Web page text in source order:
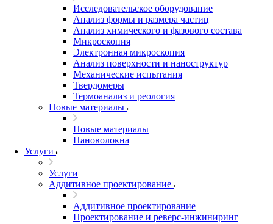
Исследовательское оборудование
Анализ формы и размера частиц
Анализ химического и фазового состава
Микроскопия
Электронная микроскопия
Анализ поверхности и наноструктур
Механические испытания
Твердомеры
Термоанализ и реология
Новые материалы
Новые материалы
Нановолокна
Услуги
Услуги
Аддитивное проектирование
Аддитивное проектирование
Проектирование и реверс-инжиниринг